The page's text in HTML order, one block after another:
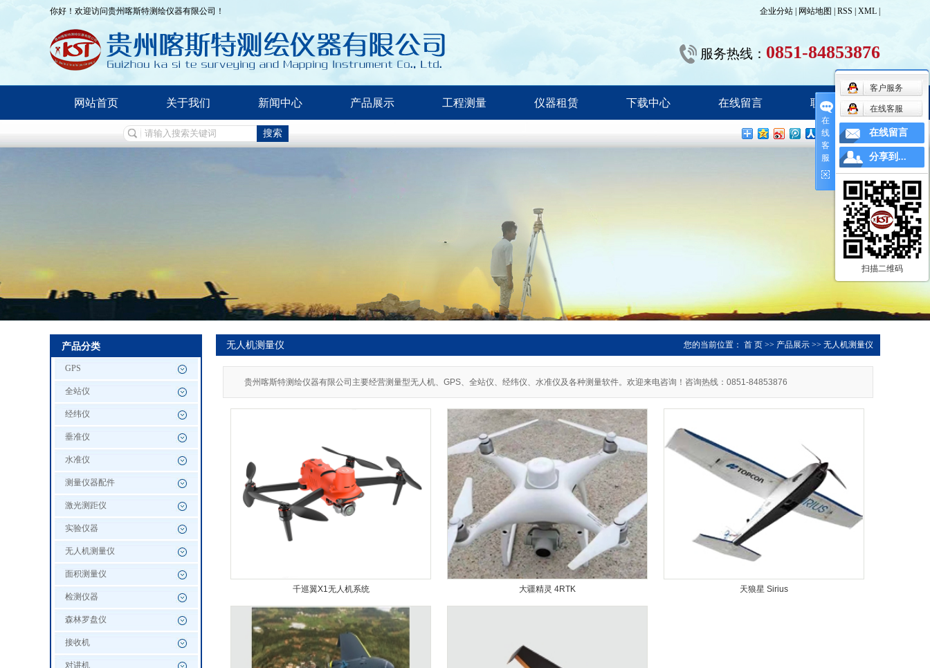
你好！欢迎访问贵州喀斯特测绘仪器有限公司！ 企业分站 网站地图 RSS XML
服务热线： 0851-84853876
网站首页 关于我们 新闻中心 产品展示 工程测量 仪器租赁 下载中心 在线留言 联系我们
产品分类
GPS
全站仪
经纬仪
垂准仪
水准仪
测量仪器配件
激光测距仪
实验仪器
无人机测量仪
面积测量仪
检测仪器
森林罗盘仪
接收机
对讲机
无人机测量仪 您的当前位置： 首 页 >> 产品展示 >> 无人机测量仪
贵州喀斯特测绘仪器有限公司主要经营测量型无人机、GPS、全站仪、经纬仪、水准仪及各种测量软件。欢迎来电咨询！咨询热线：0851-84853876
千巡翼X1无人机系统 大疆精灵 4RTK 天狼星 Sirius
在
线
客
服
客户服务
在线客服
在线留言
分享到...
扫描二维码